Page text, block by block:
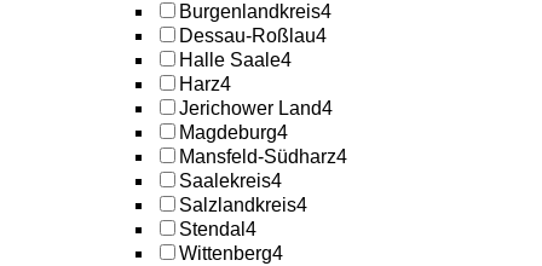
Burgenlandkreis4
Dessau-Roßlau4
Halle Saale4
Harz4
Jerichower Land4
Magdeburg4
Mansfeld-Südharz4
Saalekreis4
Salzlandkreis4
Stendal 4
Wittenberg4